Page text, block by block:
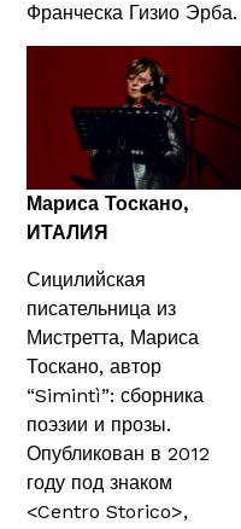
Франческа Гизио Эрба.
Мариса Тоскано,
ИТАЛИЯ
Сицилийская
писательница из
Мистретта, Мариса
Тоскано, автор
“Simintì”: сборника
поэзии и прозы.
Опубликован в 2012
году под знаком
<Centro Storico>,